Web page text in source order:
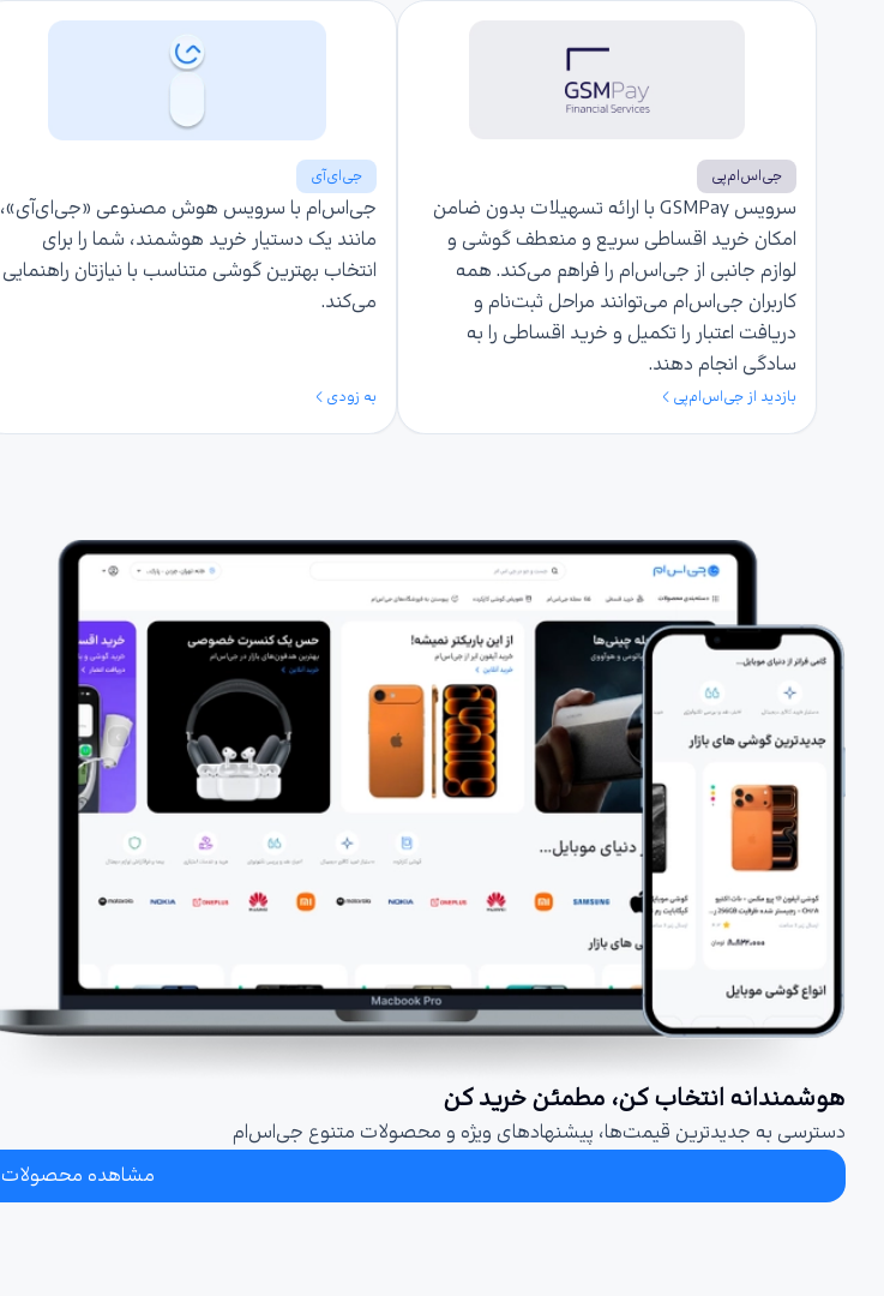
جی‌اس‌ام‌پی
سرویس GSMPay با ارائه تسهیلات بدون ضامن
امکان خرید اقساطی سریع و منعطف گوشی و
لوازم جانبی از جی‌اس‌ام را فراهم می‌کند. همه
کاربران جی‌اس‌ام می‌توانند مراحل ثبت‌نام و
دریافت اعتبار را تکمیل و خرید اقساطی را به
سادگی انجام دهند.
بازدید از جی‌اس‌ام‌پی
جی‌ای‌آی
جی‌اس‌ام با سرویس هوش مصنوعی «جی‌ای‌آی»،
مانند یک دستیار خرید هوشمند، شما را برای
انتخاب بهترین گوشی متناسب با نیازتان راهنمایی
می‌کند.
به زودی
هوشمندانه انتخاب کن، مطمئن خرید کن
دسترسی به جدیدترین قیمت‌ها، پیشنهادهای ویژه و محصولات متنوع جی‌اس‌ام
مشاهده محصولات